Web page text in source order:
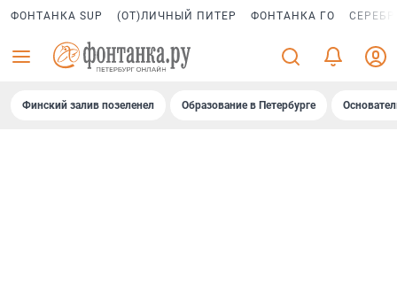
ФОНТАНКА SUP (ОТ)ЛИЧНЫЙ ПИТЕР ФОНТАНКА ГО
Финский залив позеленел Образование в Петербурге